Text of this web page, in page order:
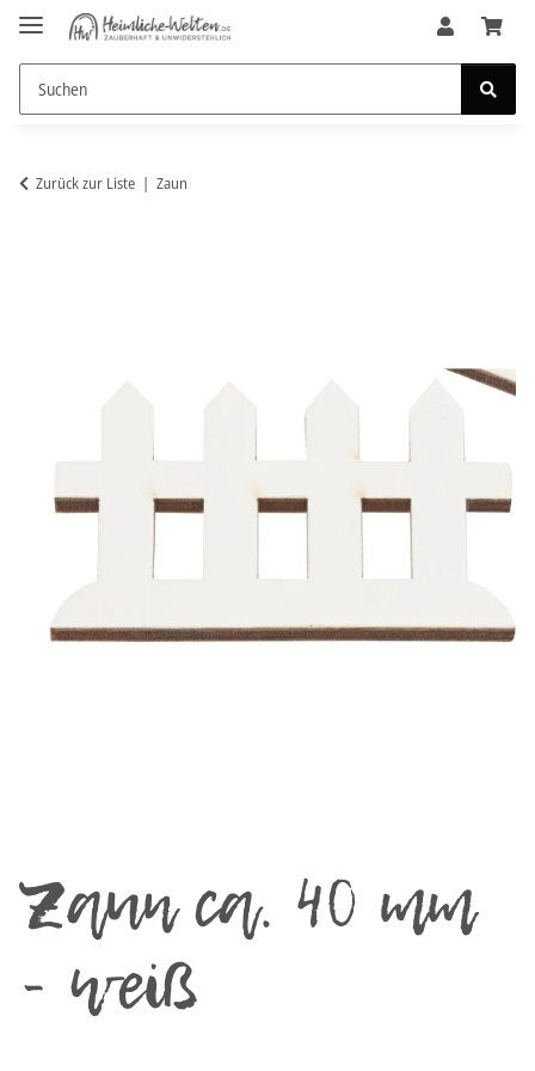
Zurück zur Liste Zaun
Zaun ca. 40 mm
- weiß